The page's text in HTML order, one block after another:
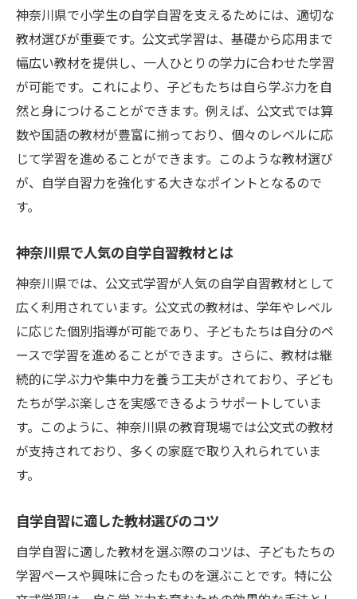
神奈川県で小学生の自学自習を支えるためには、適切な
教材選びが重要です。公文式学習は、基礎から応用まで
幅広い教材を提供し、一人ひとりの学力に合わせた学習
が可能です。これにより、子どもたちは自ら学ぶ力を自
然と身につけることができます。例えば、公文式では算
数や国語の教材が豊富に揃っており、個々のレベルに応
じて学習を進めることができます。このような教材選び
が、自学自習力を強化する大きなポイントとなるので
す。
神奈川県で人気の自学自習教材とは
神奈川県では、公文式学習が人気の自学自習教材として
広く利用されています。公文式の教材は、学年やレベル
に応じた個別指導が可能であり、子どもたちは自分のペ
ースで学習を進めることができます。さらに、教材は継
続的に学ぶ力や集中力を養う工夫がされており、子ども
たちが学ぶ楽しさを実感できるようサポートしていま
す。このように、神奈川県の教育現場では公文式の教材
が支持されており、多くの家庭で取り入れられていま
す。
自学自習に適した教材選びのコツ
自学自習に適した教材を選ぶ際のコツは、子どもたちの
学習ペースや興味に合ったものを選ぶことです。特に公